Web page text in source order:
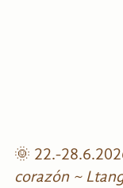
🌞 22.-
corazón ~